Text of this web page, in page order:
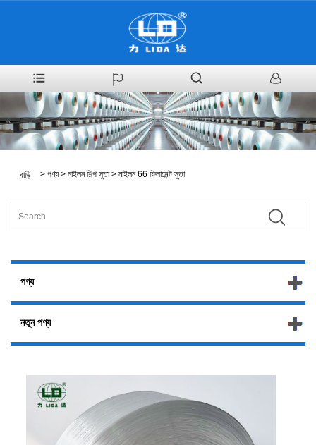
বাড়ি > পণ্য> নাইলন শিল্প সুতা> নাইলন 66 ফিলামেন্ট সুতা
পণ্য
নতুন পণ্য